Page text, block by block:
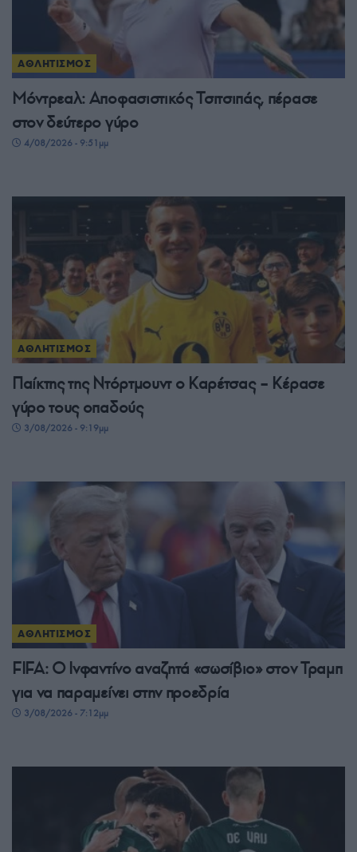
ΑΘΛΗΤΙΣΜΟΣ
Μόντρεαλ: Αποφασιστικός Τσιτσιπάς, πέρασε
στον δεύτερο γύρο
4/08/2026 - 9:51μμ
ΑΘΛΗΤΙΣΜΟΣ
Παίκτης της Ντόρτμουντ ο Καρέτσας – Κέρασε
γύρο τους οπαδούς
3/08/2026 - 9:19μμ
ΑΘΛΗΤΙΣΜΟΣ
FIFA: Ο Ινφαντίνο αναζητά «σωσίβιο» στον Τραμπ
για να παραμείνει στην προεδρία
3/08/2026 - 7:12μμ